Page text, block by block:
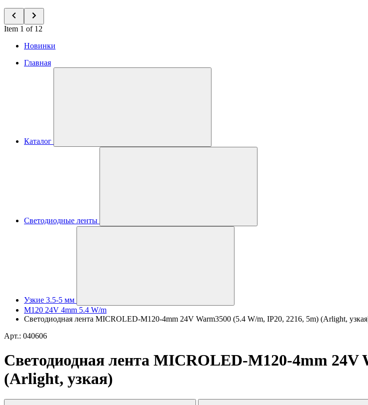
Item 1 of 12
Новинки
Главная
Каталог
Светодиодные ленты
Узкие 3.5-5 мм
M120 24V 4mm 5.4 W/m
Светодиодная лента MICROLED-M120-4mm 24V Warm3500 (5.4 W/m, IP20, 2216, 5m) (Arlight,
Арт.: 040606
Светодиодная лента MICROLED-M120-4mm 24V
(Arlight, узкая)